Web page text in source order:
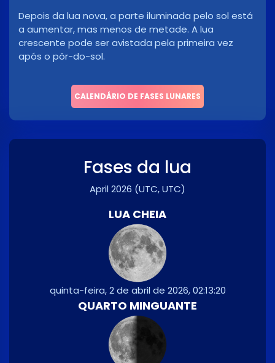
Depois da lua nova, a parte iluminada pelo sol está
a aumentar, mas menos de metade. A lua
crescente pode ser avistada pela primeira vez
após o pôr-do-sol.
CALENDÁRIO DE FASES LUNARES
Fases da lua
April 2026 (UTC, UTC)
LUA CHEIA
quinta-feira, 2 de abril de 2026, 02:13:20
QUARTO MINGUANTE